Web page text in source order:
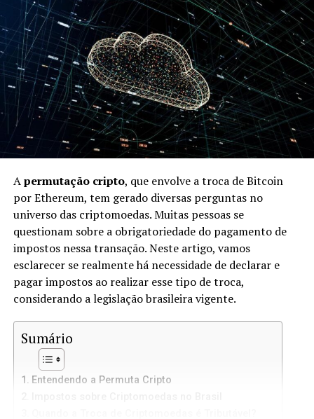
Apermutação cripto, que envolve a troca de Bitcoin
por Ethereum, tem gerado diversas perguntas no
universo das criptomoedas. Muitas pessoas se
questionam sobre a obrigatoriedade do pagamento de
impostos nessa transação. Neste artigo, vamos
esclarecer se realmente há necessidade de declarar e
pagar impostos ao realizar esse tipo de troca,
considerando a legislação brasileira vigente.
Sumário
Entendendo a Permuta Cripto